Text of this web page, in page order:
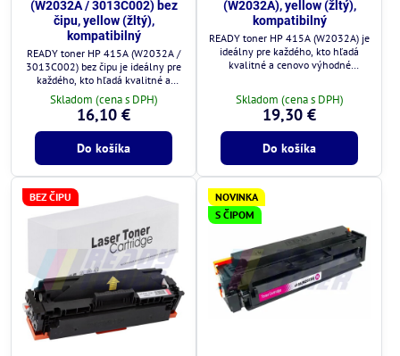
(W2032A / 3013C002) bez
čipu, yellow (žltý),
kompatibilný
READY toner HP 415A (W2032A /
3013C002) bez čipu je ideálny pre
každého, kto hľadá kvalitné a
cenovo výhodné riešenie.
Skladom (cena s DPH)
16,10 €
Do košíka
(W2032A), yellow (žltý),
kompatibilný
READY toner HP 415A (W2032A) je
ideálny pre každého, kto hľadá
kvalitné a cenovo výhodné
Skladom (cena s DPH)
19,30 €
Do košíka
BEZ ČIPU
NOVINKA
S ČIPOM